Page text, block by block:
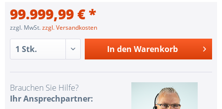
99.999,99 € *
zzgl. MwSt.zzgl. Versandkosten
In den Warenkorb
Brauchen Sie Hilfe?
Ihr Ansprechpartner: